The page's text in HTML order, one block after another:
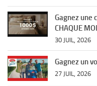
Gagnez une
CHAQUE
30 JUIL, 2026
Gagnez un
27 JUIL, 2026